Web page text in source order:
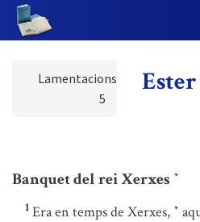
Lamentacions
5
Ester
Banquet del rei Xerxes *
1 Era en temps de Xerxes, *